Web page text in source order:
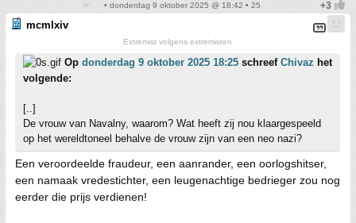
• donderdag 9 oktober 2025 @ 18:42 • 25
mcmlxiv
Extremist volgens extremisten
Op donderdag 9 oktober 2025 18:25 schreef Chivaz het
volgende:
[..]
De vrouw van Navalny, waarom? Wat heeft zij nou klaargespeeld
op het wereldtoneel behalve de vrouw zijn van een neo nazi?
Een veroordeelde fraudeur, een aanrander, een oorlogshitser,
een namaak vredestichter, een leugenachtige bedrieger zou nog
eerder die prijs verdienen!